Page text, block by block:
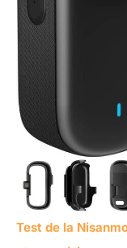
Test de la